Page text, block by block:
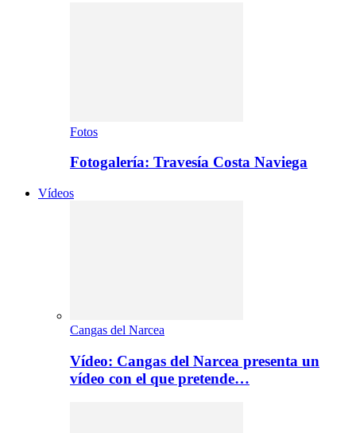
Fotos
Fotogalería: Travesía Costa Naviega
Vídeos
Cangas del Narcea
Vídeo: Cangas del Narcea presenta un
vídeo con el que pretende…